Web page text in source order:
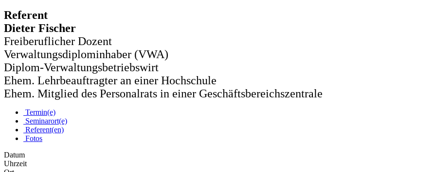
Referent
Dieter Fischer
Freiberuflicher Dozent
Verwaltungsdiplominhaber (VWA)
Diplom-Verwaltungsbetriebswirt
Ehem. Lehrbeauftragter an einer Hochschule
Ehem. Mitglied des Personalrats in einer Geschäftsbereichszentrale
Termin(e)
Seminarort(e)
Referent(en)
Fotos
Datum
Uhrzeit